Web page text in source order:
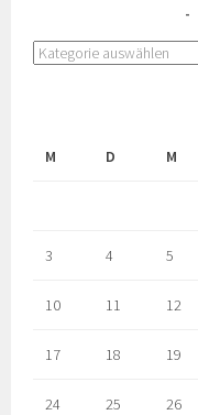
M
D M
3 4 5
10 11 12
17 18 19
24 25 26